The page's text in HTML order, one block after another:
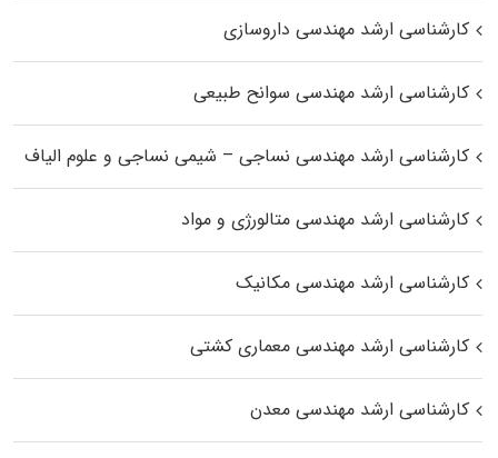
کارشناسی ارشد مهندسی داروسازی
کارشناسی ارشد مهندسی سوانح طبیعی
کارشناسی ارشد مهندسی نساجی – شیمی نساجی و علوم الیاف
کارشناسی ارشد مهندسی متالورژی و مواد
کارشناسی ارشد مهندسی مکانیک
کارشناسی ارشد مهندسی معماری کشتی
کارشناسی ارشد مهندسی معدن